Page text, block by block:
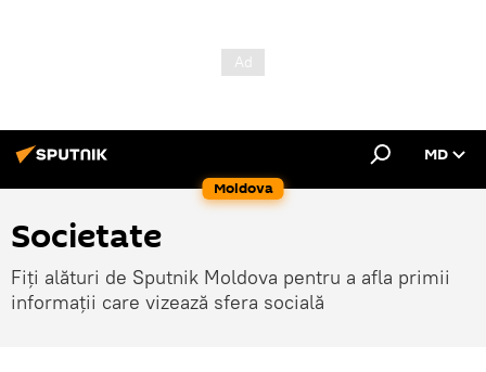
Moldova
MD
Societate
Fiți alături de Sputnik Moldova pentru a afla primii
informații care vizează sfera socială